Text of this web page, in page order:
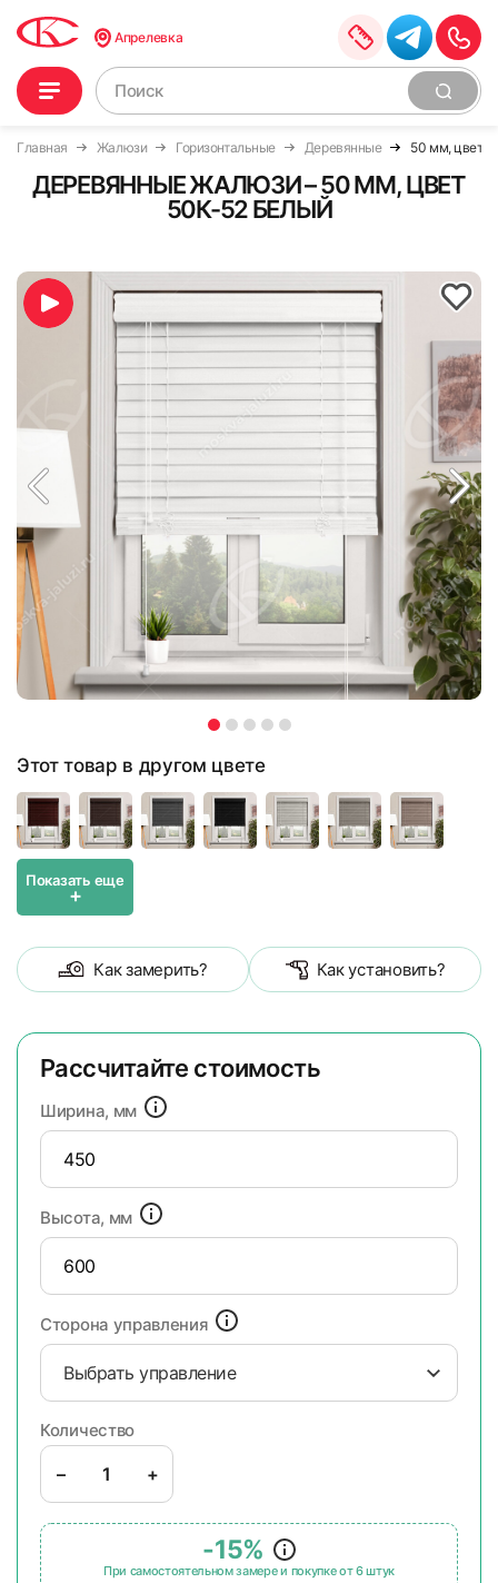
Апрелевка
Главная Жалюзи Горизонтальные Деревянные 50 мм, цвет
ДЕРЕВЯННЫЕ ЖАЛЮЗИ – 50 ММ, ЦВЕТ
50К-52 БЕЛЫЙ
Этот товар в другом цвете
Показать еще
+
Как замерить? Как установить?
Рассчитайте стоимость
Ширина, мм
Высота, мм
Сторона управления
Выбрать управление
Количество
– +
-15%
При самостоятельном замере и покупке от 6 штук